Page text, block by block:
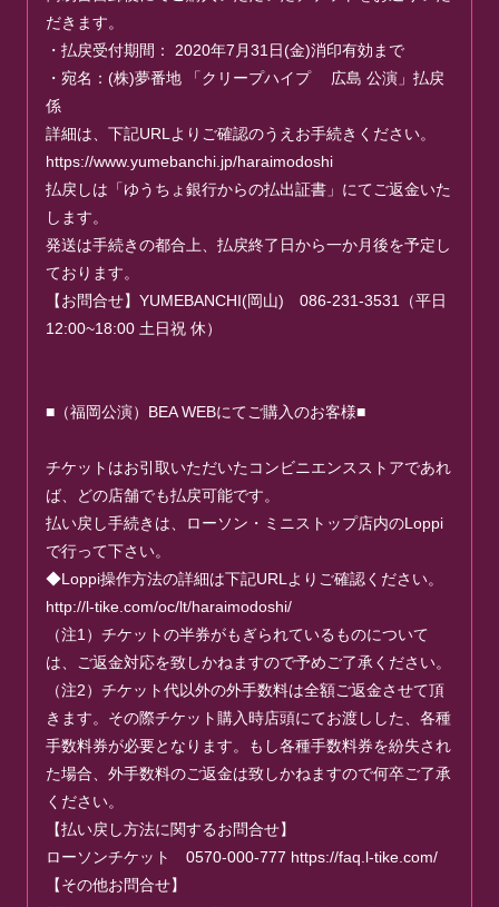
だきます。
・払戻受付期間： 2020年7月31日(金)消印有効まで
・宛名：(株)夢番地 「クリープハイプ 広島 公演」払戻
係
詳細は、下記URLよりご確認のうえお手続きください。
https://www.yumebanchi.jp/haraimodoshi
払戻しは「ゆうちょ銀行からの払出証書」にてご返金いた
します。
発送は手続きの都合上、払戻終了日から一か月後を予定し
ております。
【お問合せ】YUMEBANCHI(岡山) 086-231-3531（平日
12:00~18:00 土日祝 休）
■（福岡公演）BEA WEBにてご購入のお客様■
チケットはお引取いただいたコンビニエンスストアであれ
ば、どの店舗でも払戻可能です。
払い戻し手続きは、ローソン・ミニストップ店内のLoppi
で行って下さい。
◆Loppi操作方法の詳細は下記URLよりご確認ください。
http://l-tike.com/oc/lt/haraimodoshi/
（注1）チケットの半券がもぎられているものについて
は、ご返金対応を致しかねますので予めご了承ください。
（注2）チケット代以外の外手数料は全額ご返金させて頂
きます。その際チケット購入時店頭にてお渡しした、各種
手数料券が必要となります。もし各種手数料券を紛失され
た場合、外手数料のご返金は致しかねますので何卒ご了承
ください。
【払い戻し方法に関するお問合せ】
ローソンチケット 0570-000-777 https://faq.l-tike.com/
【その他お問合せ】